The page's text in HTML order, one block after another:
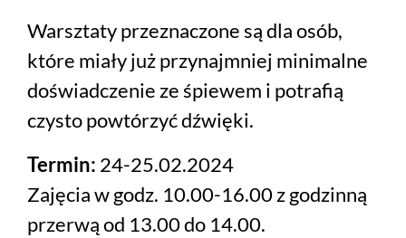
Warsztaty przeznaczone są dla osób,
które miały już przynajmniej minimalne
doświadczenie ze śpiewem i potrafią
czysto powtórzyć dźwięki.
Termin: 24-25.02.2024
Zajęcia w godz. 10.00-16.00 z godzinną
przerwą od 13.00 do 14.00.